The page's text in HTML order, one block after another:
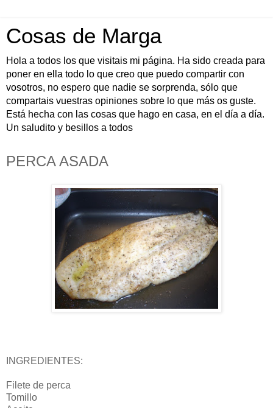
Cosas de Marga
Hola a todos los que visitais mi página. Ha sido creada para
poner en ella todo lo que creo que puedo compartir con
vosotros, no espero que nadie se sorprenda, sólo que
compartais vuestras opiniones sobre lo que más os guste.
Está hecha con las cosas que hago en casa, en el día a día.
Un saludito y besillos a todos
PERCA ASADA
INGREDIENTES:
Filete de perca
Tomillo